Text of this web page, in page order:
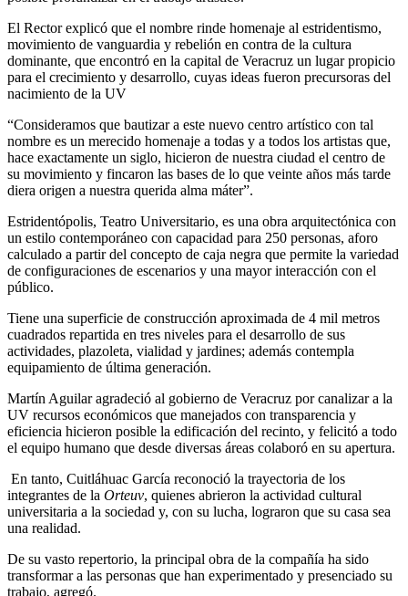
El Rector explicó que el nombre rinde homenaje al estridentismo,
movimiento de vanguardia y rebelión en contra de la cultura
dominante, que encontró en la capital de Veracruz un lugar propicio
para el crecimiento y desarrollo, cuyas ideas fueron precursoras del
nacimiento de la UV
“Consideramos que bautizar a este nuevo centro artístico con tal
nombre es un merecido homenaje a todas y a todos los artistas que,
hace exactamente un siglo, hicieron de nuestra ciudad el centro de
su movimiento y fincaron las bases de lo que veinte años más tarde
diera origen a nuestra querida alma máter”.
Estridentópolis, Teatro Universitario, es una obra arquitectónica con
un estilo contemporáneo con capacidad para 250 personas, aforo
calculado a partir del concepto de caja negra que permite la variedad
de configuraciones de escenarios y una mayor interacción con el
público.
Tiene una superficie de construcción aproximada de 4 mil metros
cuadrados repartida en tres niveles para el desarrollo de sus
actividades, plazoleta, vialidad y jardines; además contempla
equipamiento de última generación.
Martín Aguilar agradeció al gobierno de Veracruz por canalizar a la
UV recursos económicos que manejados con transparencia y
eficiencia hicieron posible la edificación del recinto, y felicitó a todo
el equipo humano que desde diversas áreas colaboró en su apertura.
En tanto, Cuitláhuac García reconoció la trayectoria de los
integrantes de la Orteuv, quienes abrieron la actividad cultural
universitaria a la sociedad y, con su lucha, lograron que su casa sea
una realidad.
De su vasto repertorio, la principal obra de la compañía ha sido
transformar a las personas que han experimentado y presenciado su
trabajo, agregó.